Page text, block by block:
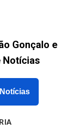
Gonçalo e
Notícias